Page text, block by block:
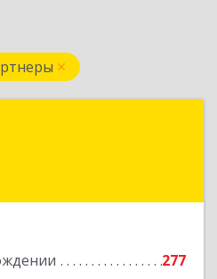
277
Курган г, М.Горького